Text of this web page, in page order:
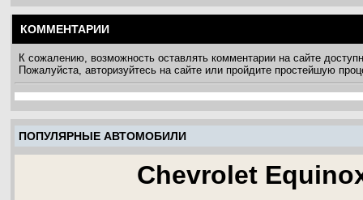
КОММЕНТАРИИ
К сожалению, возможность оставлять комментарии на сайте
Пожалуйста, авторизуйтесь на сайте или пройдите простейшую
ПОПУЛЯРНЫЕ АВТОМОБИЛИ
Chevrolet